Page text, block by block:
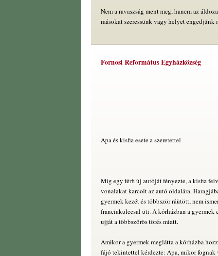
Nem a ravaszság ment meg, hanem az
másokat szeressünk vagy helyet engedjünk
Fornosi Református Egyházközség
Apa és kisfia esete a szeretettel
Míg egy férfi új autóját fényezte, a kisfia
vonalakat karcolt az autó oldalára.
gyermek kezét és többször ráütött, nem
franciakulccsal üti. A kórházban a gyermek
ujját a többszörös törés miatt.
Amikor a gyermek meglátta a kórházba
fájó tekintettel kérdezte: Apa, mikor